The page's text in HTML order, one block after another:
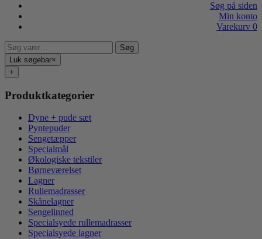
Søg på siden
Min konto
Varekurv 0
Søg
efter:
Søg
Luk søgebar×
+
Produktkategorier
Dyne + pude sæt
Pyntepuder
Sengetæpper
Specialmål
Økologiske tekstiler
Børneværelset
Lagner
Rullemadrasser
Skånelagner
Sengelinned
Specialsyede rullemadrasser
Specialsyede lagner